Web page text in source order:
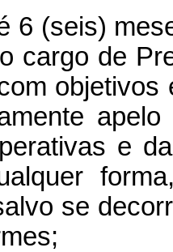
6 (seis)
cargo de
e
se